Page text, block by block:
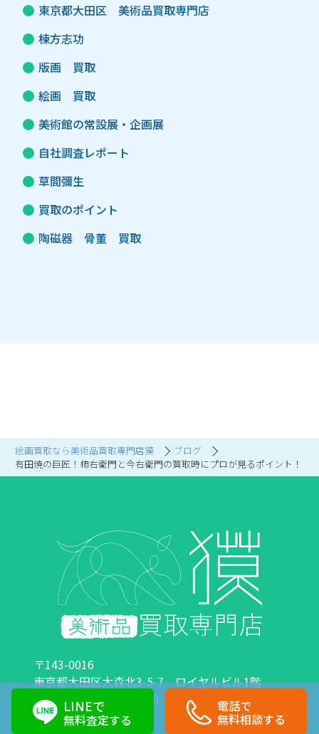
LINEで
無料査定する
電話で
無料相談する
絵画買取なら美術品買取専門店獏
ブログ
有田焼の巨匠！柿右衛門と今右衛門の買取時にプロが見るポイント！
東京都大田区 美術品買取専門店
棟方志功
版画 買取
絵画 買取
美術館の常設展・企画展
自社調査レポート
草間彌生
買取のポイント
陶磁器 骨董 買取
〒143-0016
東京都大田区大森北3-5-7 ロイヤルビル1階
営業時間：10:00～18:00 定休日：日曜日・祝日
0120-89-0007 03-6423-1033